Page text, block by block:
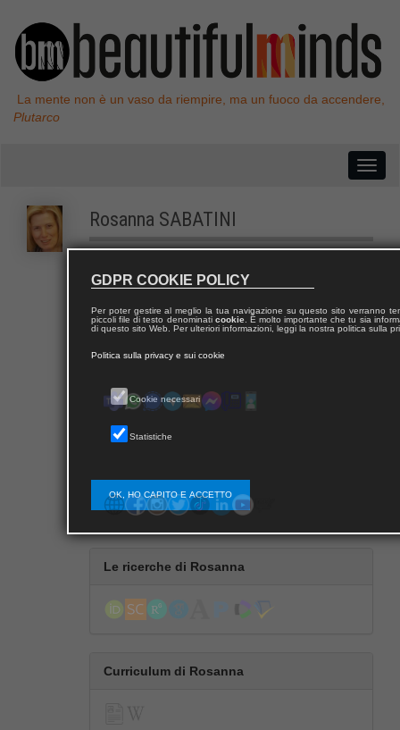
La mente non è un vaso da riempire, ma un fuoco da accendere,
Plutarco
Rosanna SABATINI
Rosanna Sabatini è poetessa e scrittrice.
Contatta Rosanna
Le ricerche di Rosanna
Curriculum di Rosanna
GDPR COOKIE POLICY
Per poter gestire al meglio la tua navigazione su questo sito verranno
piccoli file di testo denominati cookie. È molto importante che tu sia
di questo sito Web. Per ulteriori informazioni, leggi la nostra politica sulla
Politica sulla privacy e sui cookie
Cookie necessari
Statistiche
OK, HO CAPITO E ACCETTO